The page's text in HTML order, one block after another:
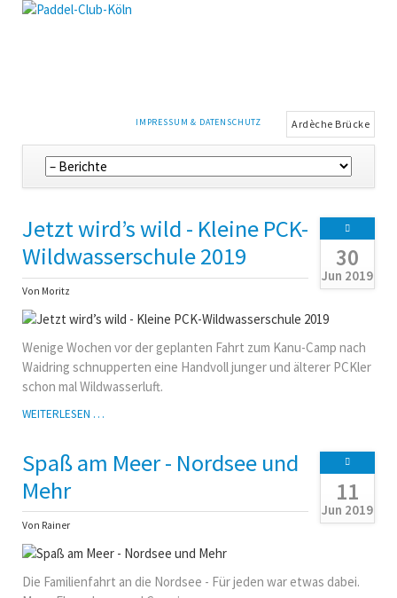
NAVIGATION
IMPRESSUM & DATENSCHUTZ Ardèche Brücke
Navigation
überspringen
Jetzt wird’s wild - Kleine PCK-
Wildwasserschule 2019
30
Jun 2019
Von Moritz
Wenige Wochen vor der geplanten Fahrt zum Kanu-Camp nach
Waidring schnupperten eine Handvoll junger und älterer PCKler
schon mal Wildwasserluft.
WEITERLESEN …JETZT
-
WILDWASSERSCHULE
Spaß am Meer - Nordsee und
Mehr
11
Jun 2019
Von Rainer
Die Familienfahrt an die Nordsee - Für jeden war etwas dabei.